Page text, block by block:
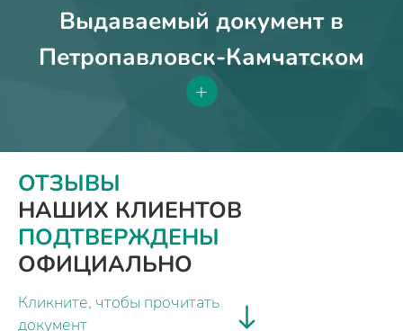
Выдаваемый документ в
Петропавловск-Камчатском
+
ОТЗЫВЫ
НАШИХ КЛИЕНТОВ
ПОДТВЕРЖДЕНЫ
ОФИЦИАЛЬНО
Кликните, чтобы прочитать
документ